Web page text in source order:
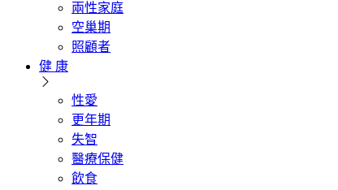
兩性家庭
空巢期
照顧者
健 康
性愛
更年期
失智
醫療保健
飲食